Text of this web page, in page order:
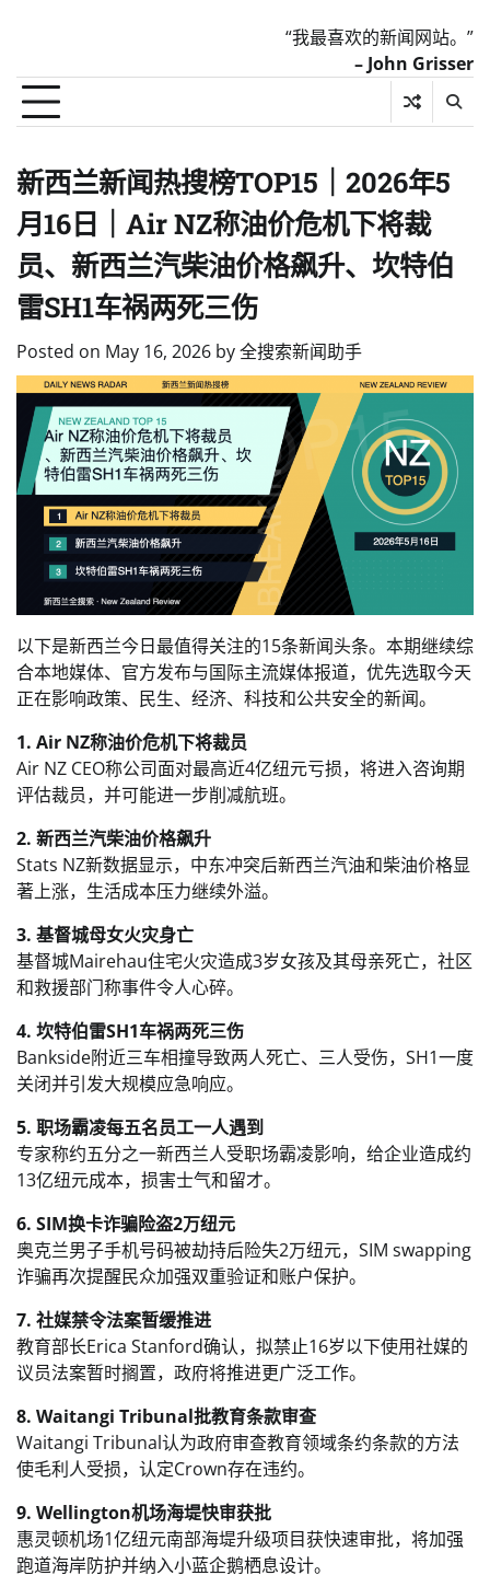
“我最喜欢的新闻网站。”
– John Grisser
新西兰新闻热搜榜TOP15｜2026年5
月16日｜Air NZ称油价危机下将裁
员、新西兰汽柴油价格飙升、坎特伯
雷SH1车祸两死三伤
Posted on May 16, 2026 by全搜索新闻助手
以下是新西兰今日最值得关注的15条新闻头条。本期继续综
合本地媒体、官方发布与国际主流媒体报道，优先选取今天
正在影响政策、民生、经济、科技和公共安全的新闻。
1. Air NZ称油价危机下将裁员
Air NZ CEO称公司面对最高近4亿纽元亏损，将进入咨询期
评估裁员，并可能进一步削减航班。
2. 新西兰汽柴油价格飙升
Stats NZ新数据显示，中东冲突后新西兰汽油和柴油价格显
著上涨，生活成本压力继续外溢。
3. 基督城母女火灾身亡
基督城Mairehau住宅火灾造成3岁女孩及其母亲死亡，社区
和救援部门称事件令人心碎。
4. 坎特伯雷SH1车祸两死三伤
Bankside附近三车相撞导致两人死亡、三人受伤，SH1一度
关闭并引发大规模应急响应。
5. 职场霸凌每五名员工一人遇到
专家称约五分之一新西兰人受职场霸凌影响，给企业造成约
13亿纽元成本，损害士气和留才。
6. SIM换卡诈骗险盗2万纽元
奥克兰男子手机号码被劫持后险失2万纽元，SIM swapping
诈骗再次提醒民众加强双重验证和账户保护。
7. 社媒禁令法案暂缓推进
教育部长Erica Stanford确认，拟禁止16岁以下使用社媒的
议员法案暂时搁置，政府将推进更广泛工作。
8. Waitangi Tribunal批教育条款审查
Waitangi Tribunal认为政府审查教育领域条约条款的方法
使毛利人受损，认定Crown存在违约。
9. Wellington机场海堤快审获批
惠灵顿机场1亿纽元南部海堤升级项目获快速审批，将加强
跑道海岸防护并纳入小蓝企鹅栖息设计。